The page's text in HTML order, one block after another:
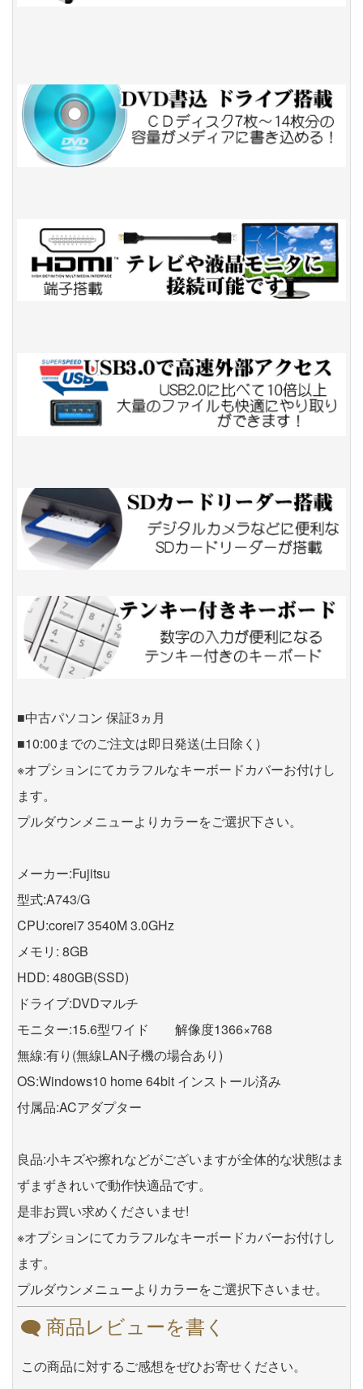
■中古パソコン 保証3ヵ月
■10:00までのご注文は即日発送(土日除く)
※オプションにてカラフルなキーボードカバーお付けし
ます。
プルダウンメニューよりカラーをご選択下さい。
メーカー:Fujitsu
型式:A743/G
CPU:corei7 3540M 3.0GHz
メモリ: 8GB
HDD: 480GB(SSD)
ドライブ:DVDマルチ
モニター:15.6型ワイド 解像度1366×768
無線:有り(無線LAN子機の場合あり)
OS:Windows10 home 64bit インストール済み
付属品:ACアダプター
良品:小キズや擦れなどがございますが全体的な状態はま
ずまずきれいで動作快適品です。
是非お買い求めくださいませ!
※オプションにてカラフルなキーボードカバーお付けし
ます。
プルダウンメニューよりカラーをご選択下さいませ。
商品レビューを書く
この商品に対するご感想をぜひお寄せください。